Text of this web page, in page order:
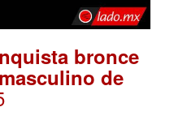
bronce
de